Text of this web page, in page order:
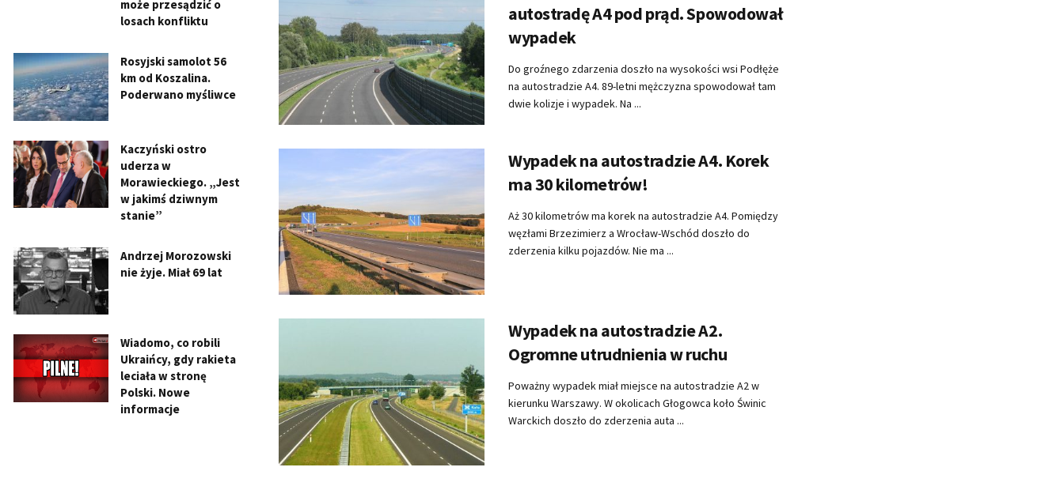
autostradę A4 pod prąd. Spowodował
wypadek
Do groźnego zdarzenia doszło na wysokości wsi Podłęże
na autostradzie A4. 89-letni mężczyzna spowodował tam
dwie kolizje i wypadek. Na ...
Wypadek na autostradzie A4. Korek
ma 30 kilometrów!
Aż 30 kilometrów ma korek na autostradzie A4. Pomiędzy
węzłami Brzezimierz a Wrocław-Wschód doszło do
zderzenia kilku pojazdów. Nie ma ...
Wypadek na autostradzie A2.
Ogromne utrudnienia w ruchu
Poważny wypadek miał miejsce na autostradzie A2 w
kierunku Warszawy. W okolicach Głogowca koło Świnic
Warckich doszło do zderzenia auta ...
może przesądzić o
losach konfliktu
Rosyjski samolot 56
km od Koszalina.
Poderwano myśliwce
Kaczyński ostro
uderza w
Morawieckiego. „Jest
w jakimś dziwnym
stanie”
Andrzej Morozowski
nie żyje. Miał 69 lat
Wiadomo, co robili
Ukraińcy, gdy rakieta
leciała w stronę
Polski. Nowe
informacje